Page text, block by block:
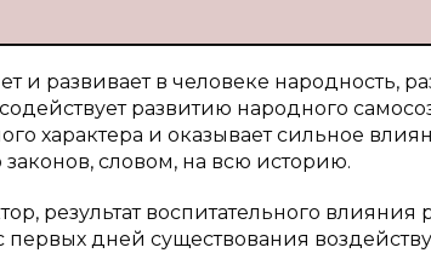
и развивает в человеке народность,
развитию народного
характера и оказывает сильное
законов, словом, на всю историю.
результат воспитательного влияния
дней существования